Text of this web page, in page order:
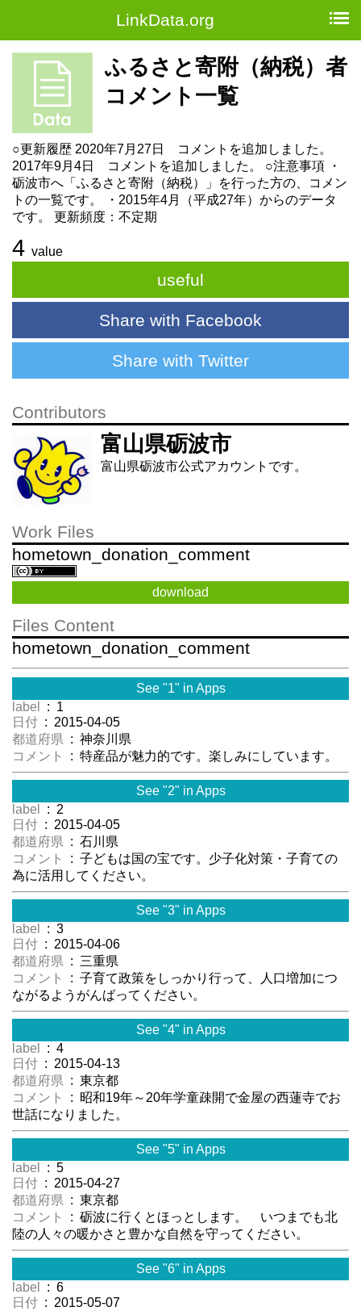
LinkData.org
ふるさと寄附（納税）者
コメント一覧
○更新履歴 2020年7月27日 コメントを追加しました。
2017年9月4日 コメントを追加しました。 ○注意事項 ・
砺波市へ「ふるさと寄附（納税）」を行った方の、コメン
トの一覧です。 ・2015年4月（平成27年）からのデータ
です。 更新頻度：不定期
4 value
useful
Share with Facebook
Share with Twitter
Contributors
富山県砺波市
富山県砺波市公式アカウントです。
Work Files
hometown_donation_comment
download
Files Content
hometown_donation_comment
See "1" in Apps
label
: 1
日付 : 2015-04-05
都道府県 : 神奈川県
コメント
: 特産品が魅力的です。楽しみにしています。
See "2" in Apps
label
: 2
日付 : 2015-04-05
都道府県 : 石川県
コメント
: 子どもは国の宝です。少子化対策・子育ての
為に活用してください。
See "3" in Apps
label
: 3
日付 : 2015-04-06
都道府県 : 三重県
コメント
: 子育て政策をしっかり行って、人口増加につ
ながるようがんばってください。
See "4" in Apps
label
: 4
日付 : 2015-04-13
都道府県 : 東京都
コメント
: 昭和19年～20年学童疎開で金屋の西蓮寺でお
世話になりました。
See "5" in Apps
label
: 5
日付 : 2015-04-27
都道府県 : 東京都
コメント
: 砺波に行くとほっとします。 いつまでも北
陸の人々の暖かさと豊かな自然を守ってください。
See "6" in Apps
label
: 6
日付 : 2015-05-07